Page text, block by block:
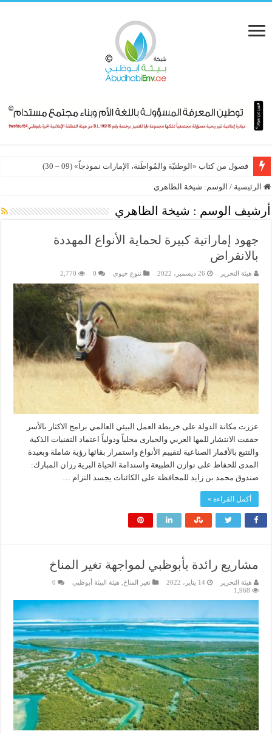
فصول من كتاب «الوطنيّة والمُواطَنة، الإمارات نموذجاً» (09 – 30)
الرئيسية / الوسم: شيخة الظاهري
أرشيف الوسم : شيخة الظاهري
جهود إماراتية كبيرة لحماية الأنواع المهددة
بالانقراض
هيئة التحرير 26 ديسمبر، 2022 تنوع حيوي 0
2,770
عززت مكانة الدولة على خريطة العمل البيئي العالمي برامج الاكثار بالأسر
حققت الانتشار للمها العربي والحبارى محلياً ودولياً اعتماد التقنيات الذكية
والتتبع بالأقمار الصناعية لتقييم الأنواع واستمرار بقائها رؤية شاملة وبعيدة
المدى للحفاظ على توازن الطبيعة واستدامة الحياة البرية رزان المبارك:
صندوق محمد بن زايد للمحافظة على الكائنات يجسد التزام …
أكمل القراءة »
مشاريع رائدة بأبوظبي لمواجهة تغير المناخ
هيئة التحرير 14 يناير، 2022 تغير المناخ هيئة البيئة أبوظبي
0
1,968